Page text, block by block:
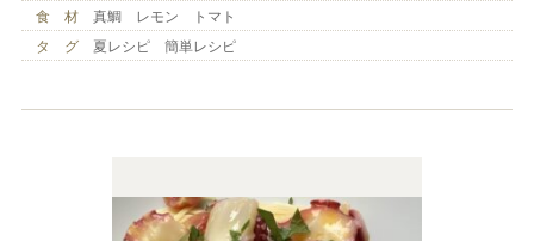
食 材
真鯛 レモン トマト
タ グ
夏レシピ 簡単レシピ